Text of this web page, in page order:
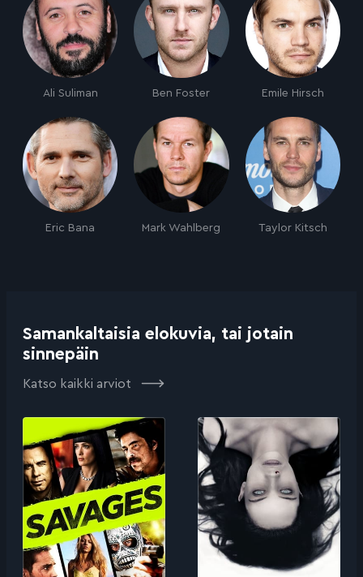
Ali Suliman Ben Foster Emile Hirsch
Eric Bana Mark Wahlberg Taylor Kitsch
Samankaltaisia elokuvia, tai jotain
sinnepäin
Katso kaikki arviot